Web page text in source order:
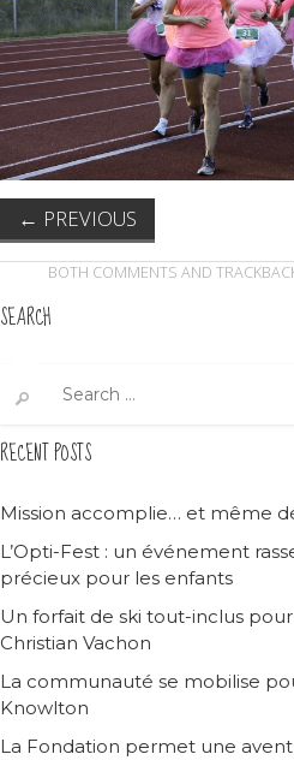
← PREVIOUS
BOTH COMMENTS AND
SEARCH
for:
RECENT POSTS
Mission accomplie… et même
L’Opti-Fest : un événement
précieux pour les enfants
Un forfait de ski tout-inclus
Christian Vachon
La communauté se mobilise
Knowlton
La Fondation permet une